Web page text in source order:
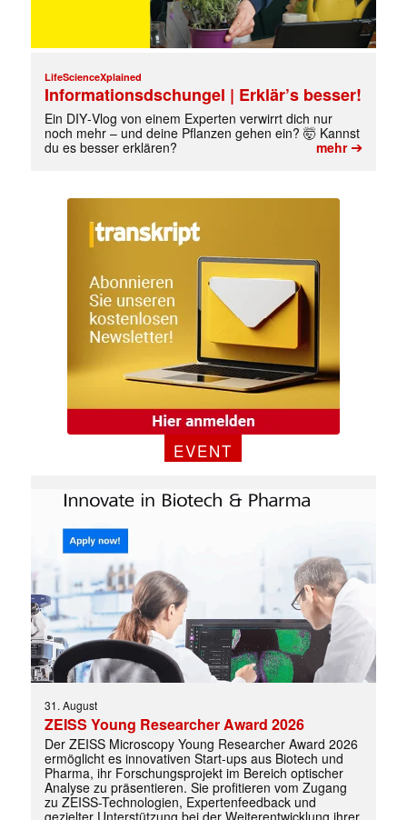
LifeScienceXplained
Informationsdschungel | Erklär’s besser!
Ein DIY‑Vlog von einem Experten verwirrt dich nur
noch mehr – und deine Pflanzen gehen ein? 🤯 Kannst
du es besser erklären?
mehr➔
EVENT
31. August
ZEISS Young Researcher Award 2026
Der ZEISS Microscopy Young Researcher Award 2026
ermöglicht es innovativen Start-ups aus Biotech und
Pharma, ihr Forschungsprojekt im Bereich optischer
Analyse zu präsentieren. Sie profitieren vom Zugang
zu ZEISS-Technologien, Expertenfeedback und